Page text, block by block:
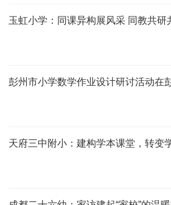
玉虹小学：同课异构展风采 同教共研
彭州市小学数学作业设计研讨活动在
天府三中附小：建构学本课堂，转变